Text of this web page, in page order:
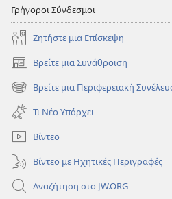
Γρήγοροι Σύνδεσμοι
Ζητήστε μια Επίσκεψη
Βρείτε μια Συνάθροιση
(ανοίγει
νέο
παράθυρο)
Βρείτε μια Περιφερειακή
(ανοίγει
νέο
παράθυρο)
Τι Νέο Υπάρχει
Βίντεο
Βίντεο με Ηχητικές Περιγραφές
Αναζήτηση στο JW.ORG